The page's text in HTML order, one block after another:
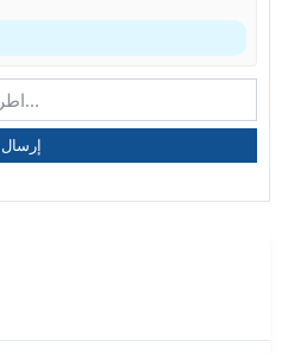
إرسال